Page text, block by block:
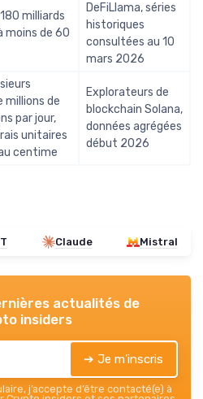
milliards
moins de 60
DeFiLlama, séries
historiques
consultées au 10
mars 2026
millions de
par jour,
unitaires
centime
Explorateurs de
blockchain Solana,
données agrégées
début 2026
Claude Mistral
actualités de
insiders
➔ Je m'inscris
j’accepte d’être contacté(e) à